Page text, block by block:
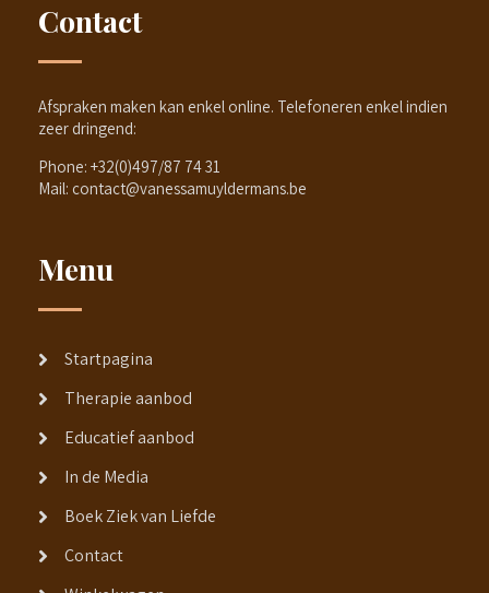
Contact
Afspraken maken kan enkel online. Telefoneren enkel indien
zeer dringend:
Phone: +32(0)497/87 74 31
Mail: contact@vanessamuyldermans.be
Menu
Startpagina
Therapie aanbod
Educatief aanbod
In de Media
Boek Ziek van Liefde
Contact